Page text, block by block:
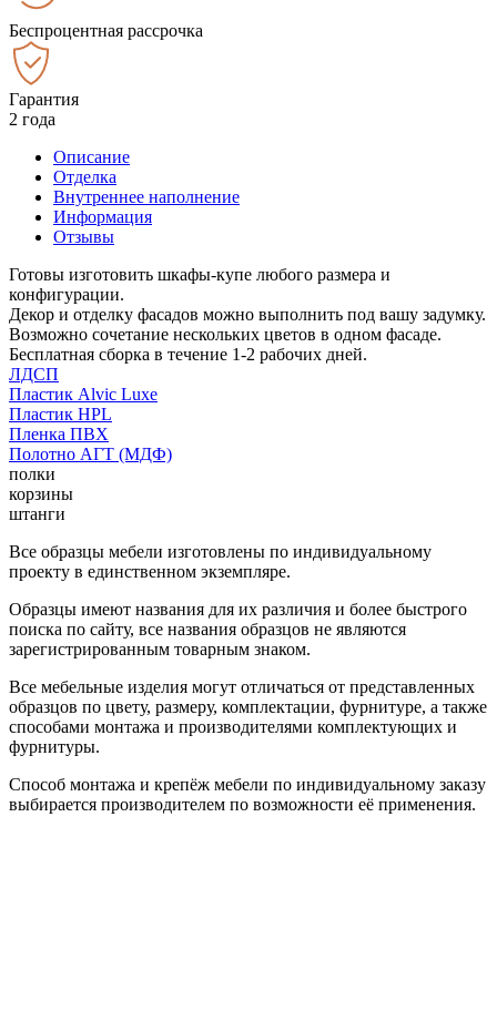
Беспроцентная рассрочка
Гарантия
2 года
Описание
Отделка
Внутреннее наполнение
Информация
Отзывы
Готовы изготовить шкафы-купе любого размера и
конфигурации.
Декор и отделку фасадов можно выполнить под вашу задумку.
Возможно сочетание нескольких цветов в одном фасаде.
Бесплатная сборка в течение 1-2 рабочих дней.
ЛДСП
Пластик Alvic Luxe
Пластик HPL
Пленка ПВХ
Полотно АГТ (МДФ)
полки
корзины
штанги
Все образцы мебели изготовлены по индивидуальному
проекту в единственном экземпляре.
Образцы имеют названия для их различия и более быстрого
поиска по сайту, все названия образцов не являются
зарегистрированным товарным знаком.
Все мебельные изделия могут отличаться от представленных
образцов по цвету, размеру, комплектации, фурнитуре, а также
способами монтажа и производителями комплектующих и
фурнитуры.
Способ монтажа и крепёж мебели по индивидуальному заказу
выбирается производителем по возможности её применения.